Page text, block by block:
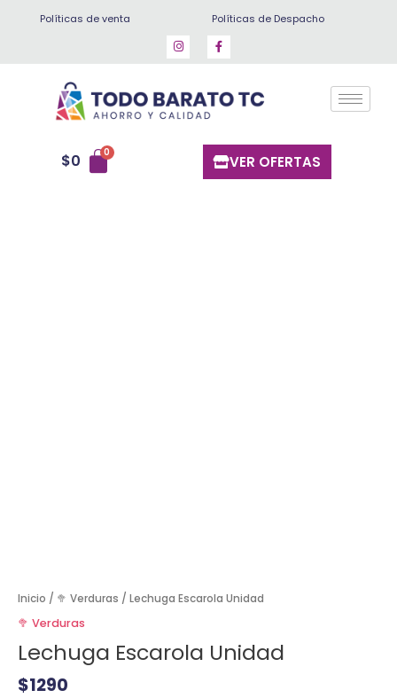
Políticas de venta Políticas de Despacho
$0 VER OFERTAS
Inicio / 🥦 Verduras / Lechuga Escarola Unidad
🥦 Verduras
Lechuga Escarola Unidad
$1290